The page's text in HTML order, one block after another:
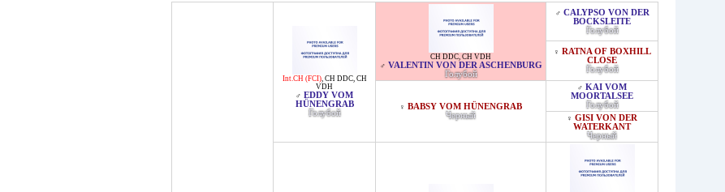
Int.CH (FCI), CH DDC, CH
VDH
♂ EDDY VOM
HÜNENGRAB
Голубой
CH DDC, CH VDH
♂ VALENTIN VON DER ASCHENBURG
Голубой
♂ CALYPSO VON DER
BOCKSLEITE
Голубой
♀ RATNA OF BOXHILL
CLOSE
Голубой
♀ BABSY VOM HÜNENGRAB
Черный
♂ KAI VOM
MOORTALSEE
Голубой
♀ GISI VON DER
WATERKANT
Черный